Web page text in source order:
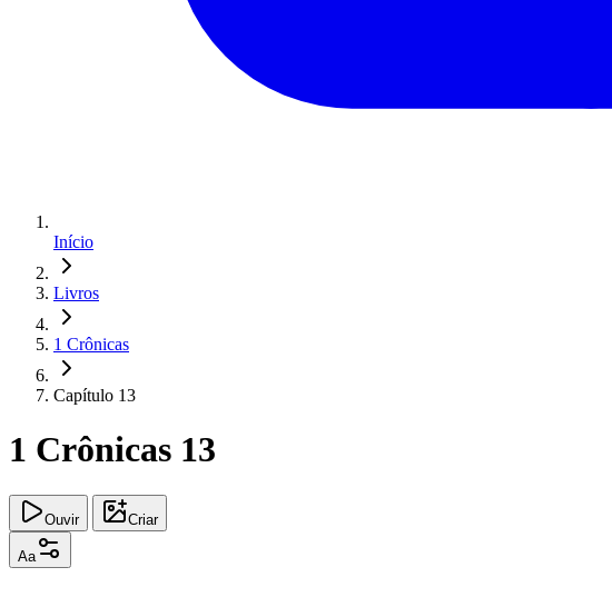
Início
Livros
1 Crônicas
Capítulo 13
1 Crônicas 13
Ouvir Criar
Aa